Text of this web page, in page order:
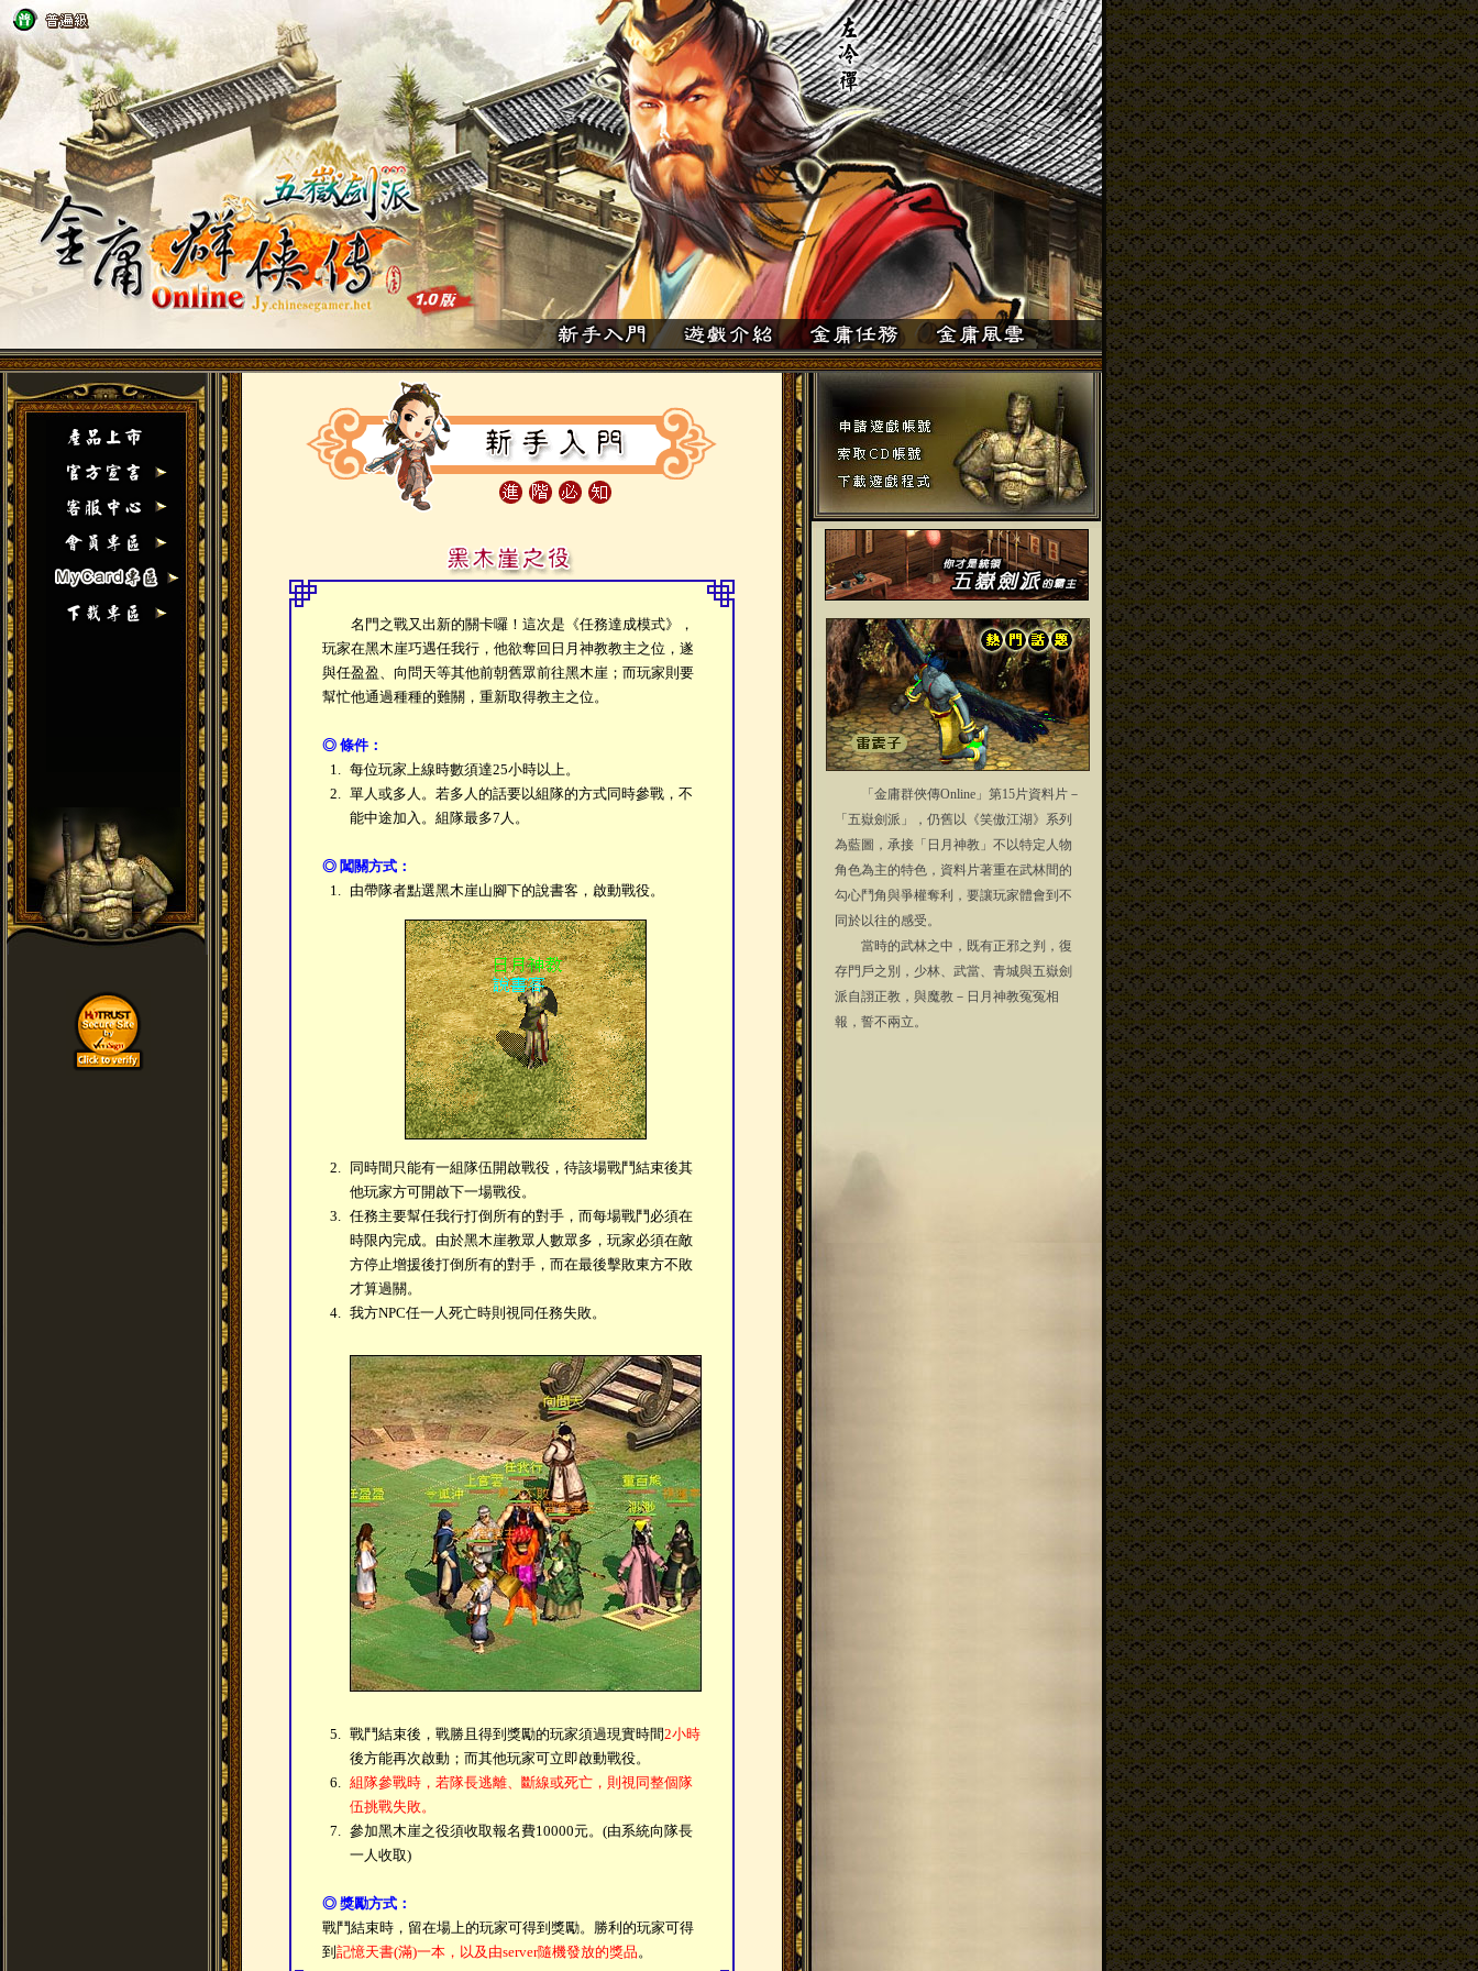
名門之戰又出新的關卡囉！這次是《任務達成模式》，
玩家在黑木崖巧遇任我行，他欲奪回日月神教教主之位，遂
與任盈盈、向問天等其他前朝舊眾前往黑木崖；而玩家則要
幫忙他通過種種的難關，重新取得教主之位。
◎ 條件：
1. 每位玩家上線時數須達25小時以上。
2. 單人或多人。若多人的話要以組隊的方式同時參戰，不
能中途加入。組隊最多7人。
◎ 闖關方式：
1. 由帶隊者點選黑木崖山腳下的說書客，啟動戰役。
2.
同時間只能有一組隊伍開啟戰役，待該場戰鬥結束後其
他玩家方可開啟下一場戰役。
3. 任務主要幫任我行打倒所有的對手，而每場戰鬥必須在
時限內完成。由於黑木崖教眾人數眾多，玩家必須在敵
方停止增援後打倒所有的對手，而在最後擊敗東方不敗
才算過關。
4. 我方NPC任一人死亡時則視同任務失敗。
5. 戰鬥結束後，戰勝且得到獎勵的玩家須過現實時間2小時
後方能再次啟動；而其他玩家可立即啟動戰役。
6. 組隊參戰時，若隊長逃離、斷線或死亡，則視同整個隊
伍挑戰失敗。
7. 參加黑木崖之役須收取報名費10000元。(由系統向隊長
一人收取)
◎ 獎勵方式：
戰鬥結束時，留在場上的玩家可得到獎勵。勝利的玩家可得
到 記憶天書(滿)一本，以及由server隨機發放的獎品。
「金庸群俠傳Online」第15片資料片－
「五嶽劍派」，仍舊以《笑傲江湖》系列
為藍圖，承接「日月神教」不以特定人物
角色為主的特色，資料片著重在武林間的
勾心鬥角與爭權奪利，要讓玩家體會到不
同於以往的感受。
當時的武林之中，既有正邪之判，復
存門戶之別，少林、武當、青城與五嶽劍
派自詡正教，與魔教－日月神教冤冤相
報，誓不兩立。